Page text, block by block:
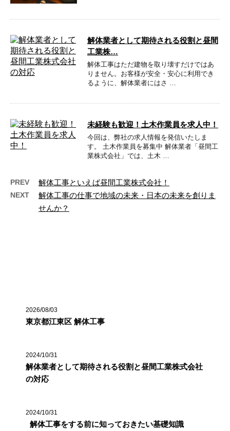
解体業者として期待される役割と昼間
工業株…
解体工事はただ建物を取り壊すだけではあ
りません。お客様が安全・安心に利用でき
るように、解体業者にはさ …
未経験も歓迎！土木作業員を求人中！
今回は、弊社の求人情報を発信いたしま
す。 土木作業員を募集中 解体業者「昼間工
業株式会社」では、土木 …
PREV 解体工事といえば昼間工業株式会社！
NEXT
解体工事の仕事で地域の未来・日本の未来を創りま
せんか？
2026/08/03
東京都江東区 解体工事
2024/10/31
解体業者として期待される役割と昼間工業株式会社
の対応
2024/10/31
解体工事をする前に知っておきたい基礎知識